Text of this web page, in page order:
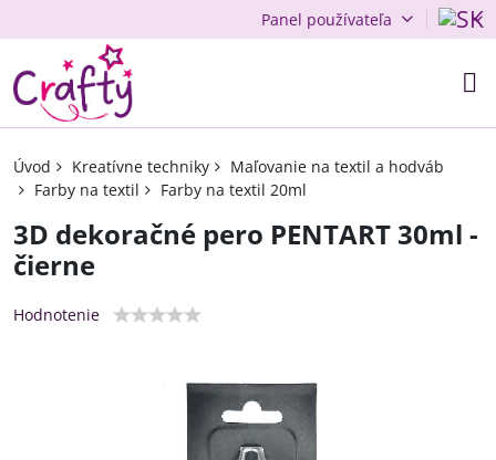
Panel používateľa
Úvod Kreatívne techniky
Maľovanie na textil a hodváb
Farby na textil
Farby na textil 20ml
3D dekoračné pero PENTART 30ml -
čierne
Hodnotenie